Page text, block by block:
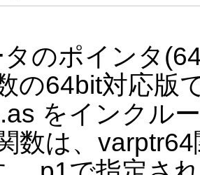
のポインタ
の64bit対応版
をインクル
数は、